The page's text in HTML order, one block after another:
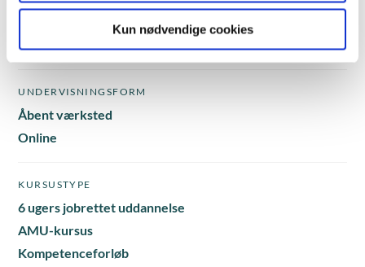
Kun nødvendige cookies
23 dage
UNDERVISNINGSFORM
Åbent værksted
Online
KURSUSTYPE
6 ugers jobrettet uddannelse
AMU-kursus
Kompetenceforløb